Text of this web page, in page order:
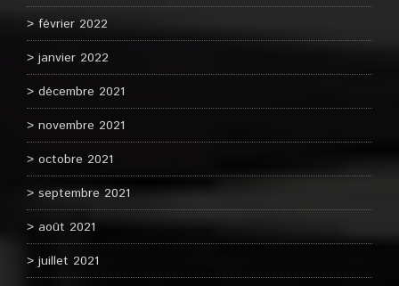
février 2022
janvier 2022
décembre 2021
novembre 2021
octobre 2021
septembre 2021
août 2021
juillet 2021